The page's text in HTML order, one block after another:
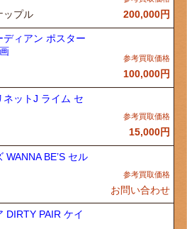
ップル 200,000円
ディアン ポスター
100,000円
ネットJ ライム セ
15,000円
WANNA BE’S セル
お問い合わせ
DIRTY PAIR ケイ